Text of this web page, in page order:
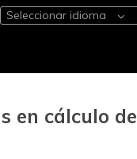
Seleccionar idioma
en cálculo de